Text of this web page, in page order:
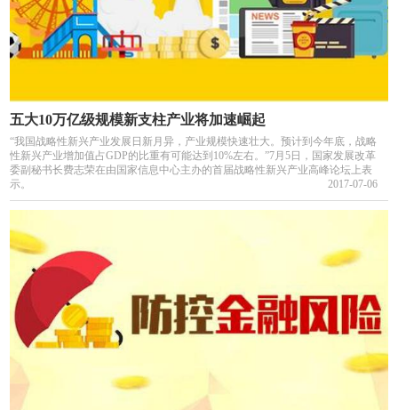
五大10万亿级规模新支柱产业将加速崛起
“我国战略性新兴产业发展日新月异，产业规模快速壮大。预计到今年底，战略
性新兴产业增加值占GDP的比重有可能达到10%左右。”7月5日，国家发展改革
委副秘书长费志荣在由国家信息中心主办的首届战略性新兴产业高峰论坛上表
示。
2017-07-06